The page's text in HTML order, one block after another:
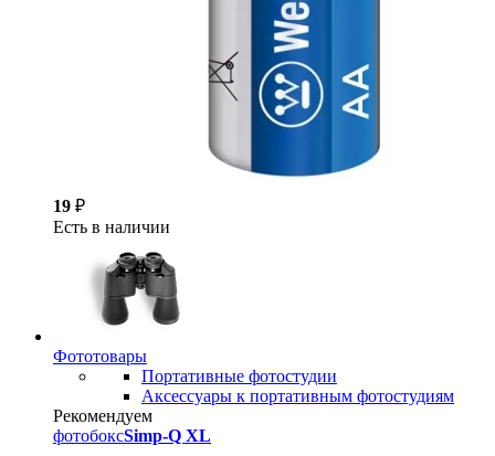
19 ₽
Есть в наличии
Фототовары
Портативные фотостудии
Аксессуары к портативным фотостудиям
Рекомендуем
фотобоксSimp-Q XL